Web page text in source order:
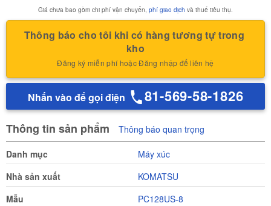
Giá chưa bao gồm chi phí vận chuyển, phí giao dịch và thuế tiêu thụ.
Thông báo cho tôi khi có hàng tương tự trong
kho
Đăng ký miễn phí hoặc Đăng nhập để liên hệ
Nhấn vào để gọi điện 81-569-58-1826
Thông tin sản phẩm Thông báo quan trọng
Danh mục
Máy xúc
Nhà sản xuất
KOMATSU
Mẫu
PC128US-8